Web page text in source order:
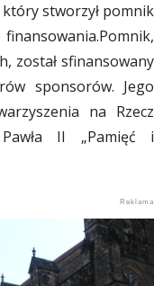
który stworzył pomnik
finansowania.Pomnik,
został sfinansowany
sponsorów. Jego
na Rzecz
II „Pamięć i